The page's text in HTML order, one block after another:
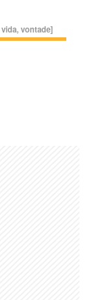
vida,vontade]